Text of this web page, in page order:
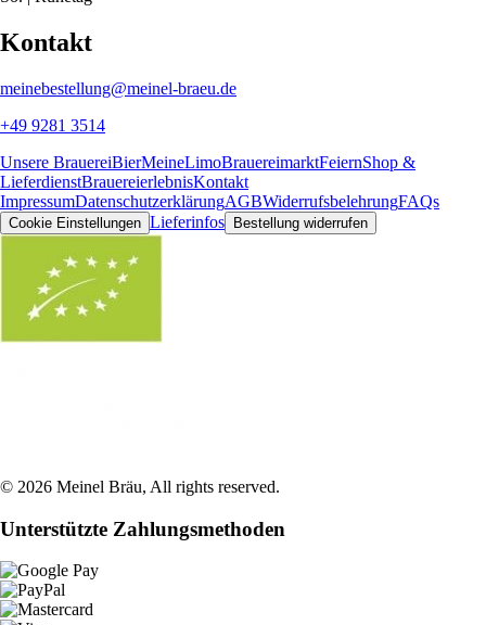
Kontakt
meinebestellung@meinel-braeu.de
+49 9281 3514
Unsere BrauereiBierMeineLimoBrauereimarktFeiernShop &
LieferdienstBrauereierlebnisKontakt
ImpressumDatenschutzerklärungAGBWiderrufsbelehrungFAQs
Cookie Einstellungen Lieferinfos Bestellung widerrufen
© 2026 Meinel Bräu, All rights reserved.
Unterstützte Zahlungsmethoden